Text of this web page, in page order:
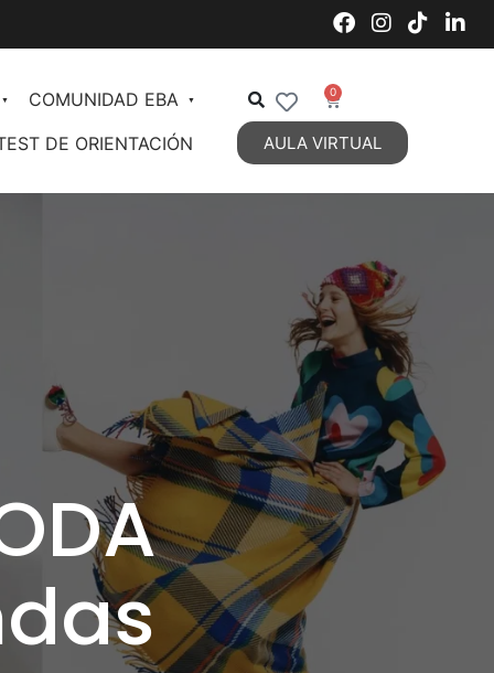
Personal Styling
Talent Management
DIPLOMATURA en Historia del Arte
Moda Histórica Argentina
Historia del Mueble & Estilos Clásicos
Historia del Mueble Moderno y
COMUNIDAD EBA
DE ORIENTACIÓN
0
AULA VIRTUAL